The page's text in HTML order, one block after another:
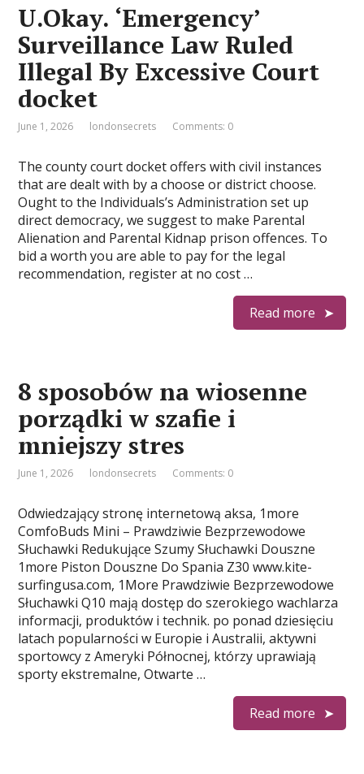
U.Okay. ‘Emergency’
Surveillance Law Ruled
Illegal By Excessive Court
docket
June 1, 2026 londonsecrets Comments: 0
The county court docket offers with civil instances
that are dealt with by a choose or district choose.
Ought to the Individuals’s Administration set up
direct democracy, we suggest to make Parental
Alienation and Parental Kidnap prison offences. To
bid a worth you are able to pay for the legal
recommendation, register at no cost …
Read more
8 sposobów na wiosenne
porządki w szafie i
mniejszy stres
June 1, 2026 londonsecrets Comments: 0
Odwiedzający stronę internetową aksa, 1more
ComfoBuds Mini – Prawdziwie Bezprzewodowe
Słuchawki Redukujące Szumy Słuchawki Douszne
1more Piston Douszne Do Spania Z30 www.kite-
surfingusa.com, 1More Prawdziwie Bezprzewodowe
Słuchawki Q10 mają dostęp do szerokiego wachlarza
informacji, produktów i technik. po ponad dziesięciu
latach popularności w Europie i Australii, aktywni
sportowcy z Ameryki Północnej, którzy uprawiają
sporty ekstremalne, Otwarte …
Read more